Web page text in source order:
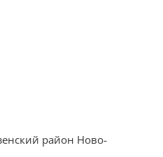
°С
район Ново-